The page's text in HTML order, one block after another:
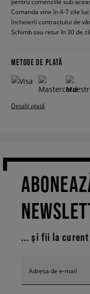
Comanda vine în 4-7 zile
încheierii contractului de
Schimb sau retur în 30 de
METODE DE PLATĂ
Detalii plată
... și fii la curent
Adresa de e-mail